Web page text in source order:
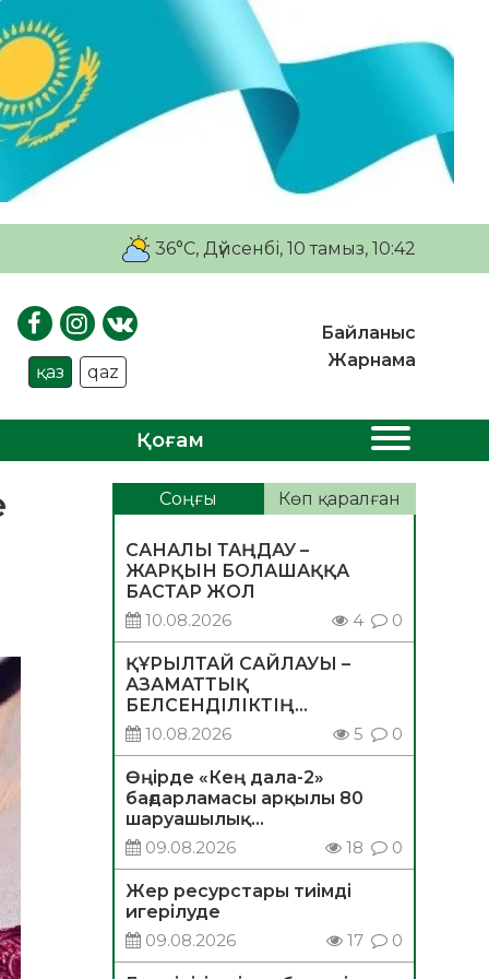
36°C, Дүйсенбі, 10 тамыз, 10:42
қаз qaz
Байланыс
Жарнама
Қоғам
Соңғы Көп қаралған
САНАЛЫ ТАҢДАУ –
ЖАРҚЫН БОЛАШАҚҚА
БАСТАР ЖОЛ
10.08.2026
4 0
ҚҰРЫЛТАЙ САЙЛАУЫ –
АЗАМАТТЫҚ
БЕЛСЕНДІЛІКТІҢ
МАҢЫЗДЫ КӨРІНІСІ
10.08.2026 5 0
Өңірде «Кең дала-2»
бағдарламасы арқылы 80
шаруашылық
қаржыландырылды
09.08.2026 18 0
Жер ресурстары тиімді
игерілуде
09.08.2026
17 0